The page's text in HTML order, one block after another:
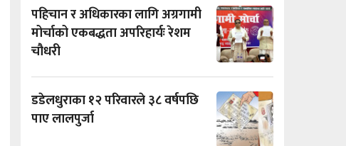
पहिचान र अधिकारका लागि अग्रगामी
मोर्चाको एकबद्धता अपरिहार्यः रेशम
चौधरी
डडेलधुराका १२ परिवारले ३८ वर्षपछि
पाए लालपुर्जा